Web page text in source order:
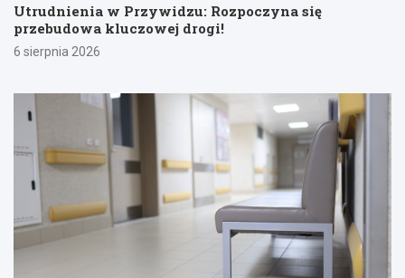
Utrudnienia w Przywidzu: Rozpoczyna się
przebudowa kluczowej drogi!
6 sierpnia 2026